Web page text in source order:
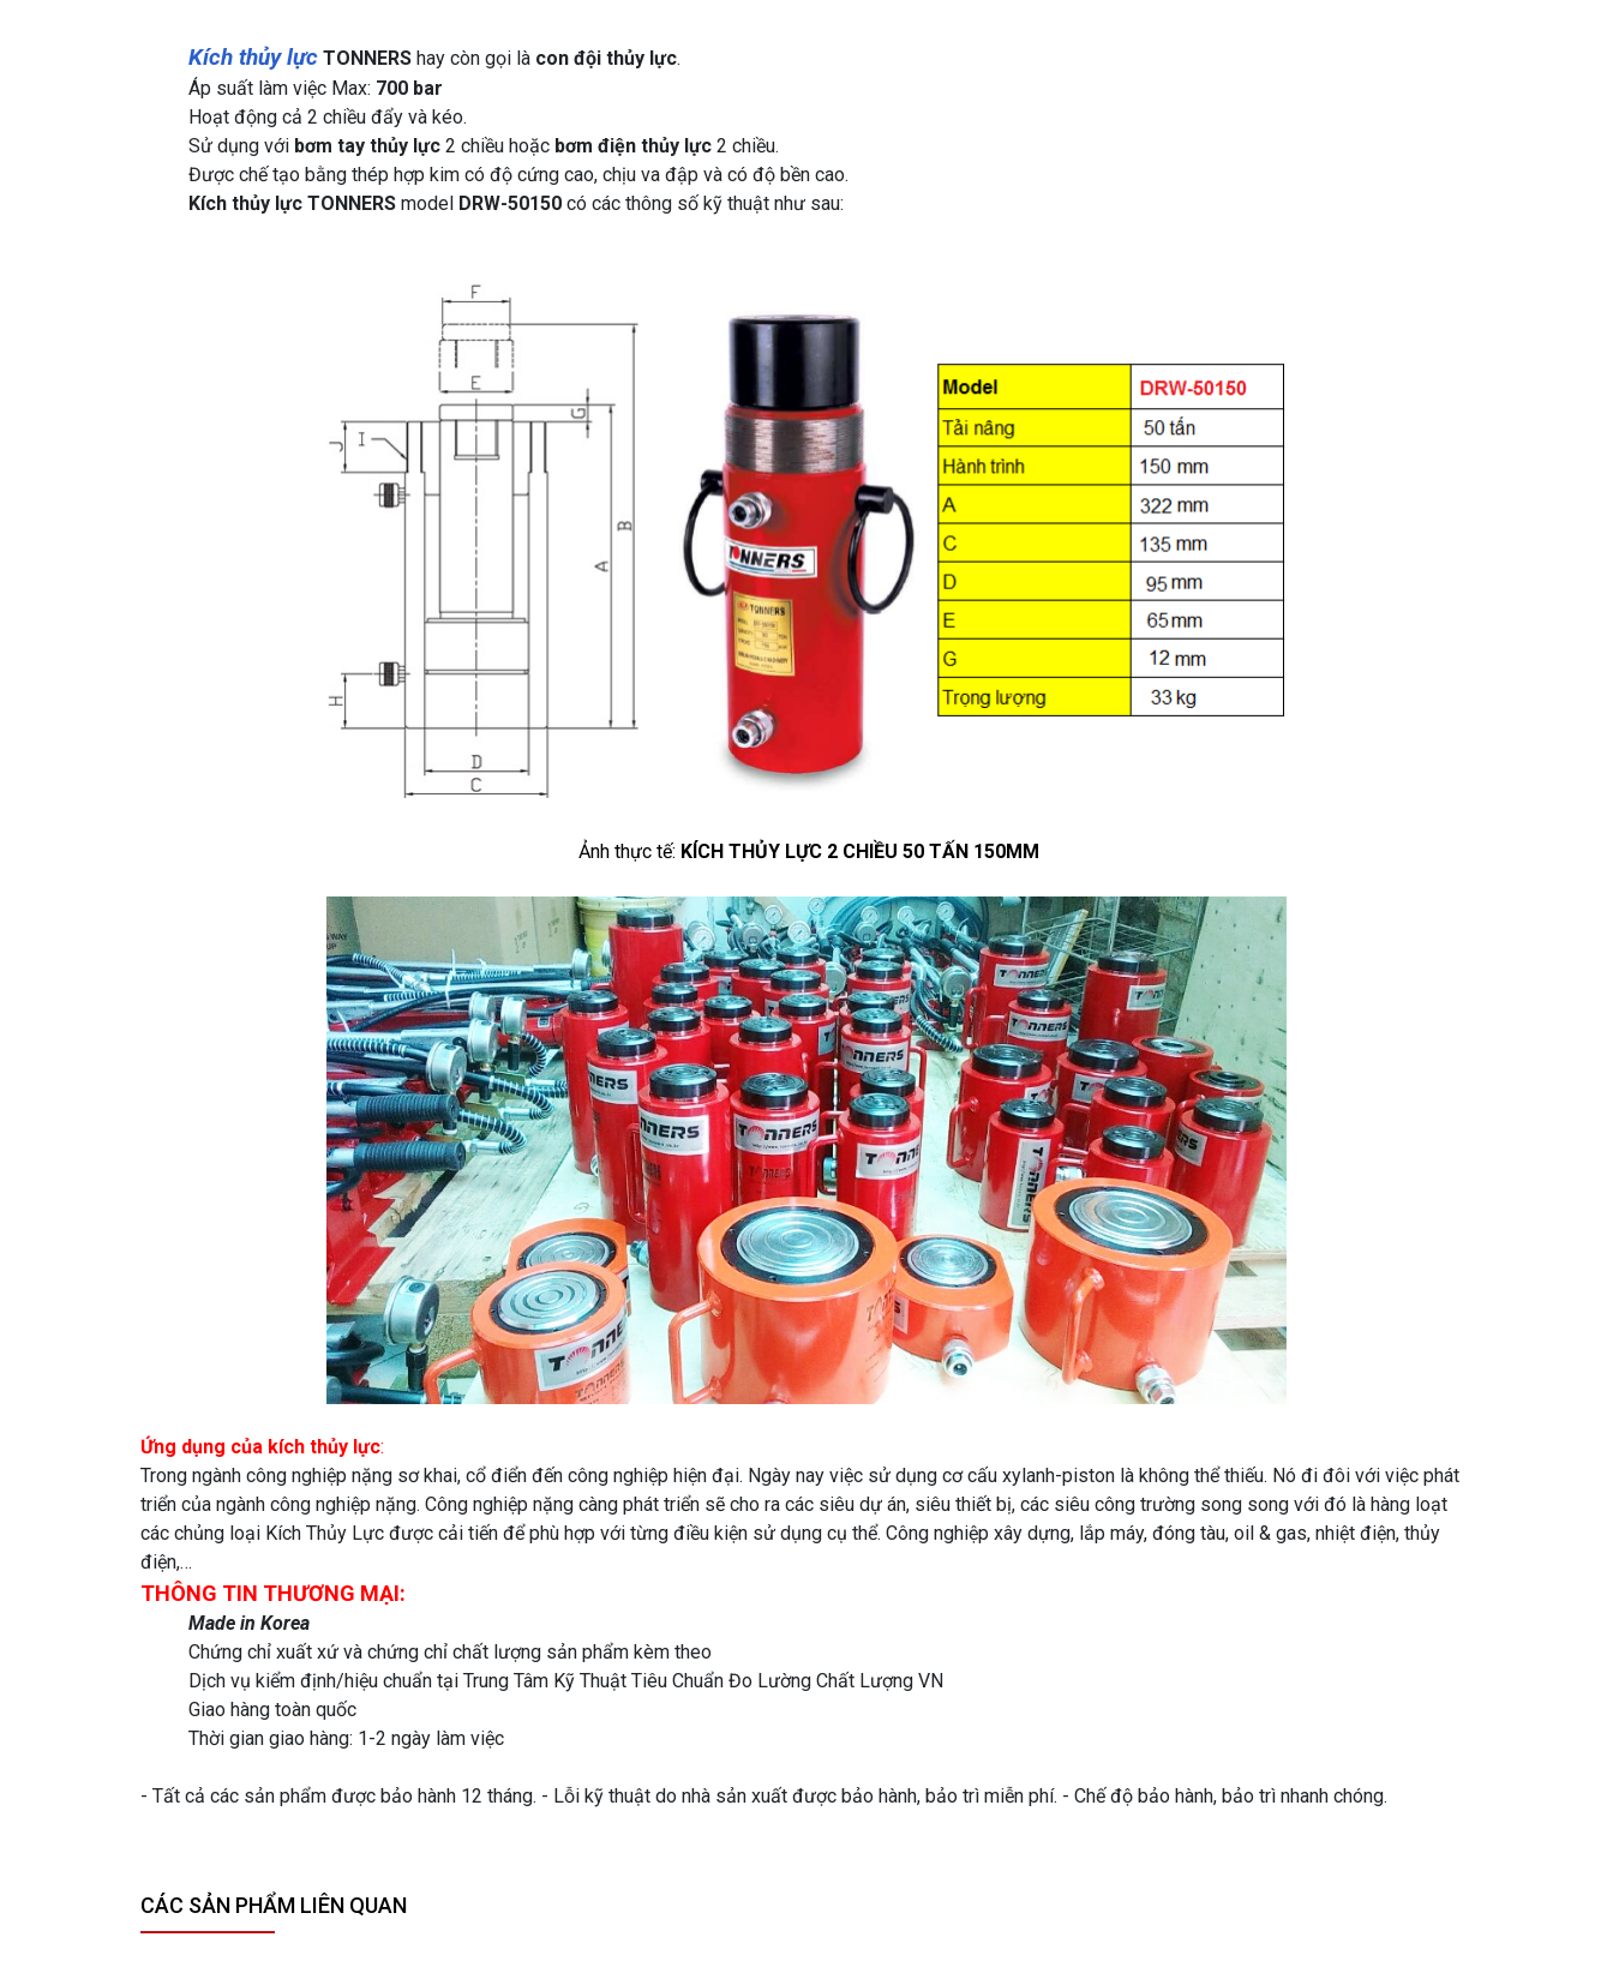
Kích thủy lực TONNERS hay còn gọi là con đội thủy lực.
Áp suất làm việc Max: 700 bar
Hoạt động cả 2 chiều đẩy và kéo.
Sử dụng với bơm tay thủy lực 2 chiều hoặc bơm điện thủy lực 2 chiều.
Được chế tạo bằng thép hợp kim có độ cứng cao, chịu va đập và có độ bền cao.
Kích thủy lực TONNERS model DRW-50150 có các thông số kỹ thuật như sau:
Ảnh thực tế: KÍCH THỦY LỰC 2 CHIỀU 50 TẤN 150MM
Ứng dụng của kích thủy lực:
Trong ngành công nghiệp nặng sơ khai, cổ điển đến công nghiệp hiện đại. Ngày nay việc sử dụng cơ cấu xylanh-piston là không thể thiếu. Nó đi đôi với việc phát
triển của ngành công nghiệp nặng. Công nghiệp nặng càng phát triển sẽ cho ra các siêu dự án, siêu thiết bị, các siêu công trường song song với đó là hàng loạt
các chủng loại Kích Thủy Lực được cải tiến để phù hợp với từng điều kiện sử dụng cụ thể. Công nghiệp xây dựng, lắp máy, đóng tàu, oil & gas, nhiệt điện, thủy
điện,…
THÔNG TIN THƯƠNG MẠI:
Made in Korea
Chứng chỉ xuất xứ và chứng chỉ chất lượng sản phẩm kèm theo
Dịch vụ kiểm định/hiệu chuẩn tại Trung Tâm Kỹ Thuật Tiêu Chuẩn Đo Lường Chất Lượng VN
Giao hàng toàn quốc
Thời gian giao hàng: 1-2 ngày làm việc
- Tất cả các sản phẩm được bảo hành 12 tháng. - Lỗi kỹ thuật do nhà sản xuất được bảo hành, bảo trì miễn phí. - Chế độ bảo hành, bảo trì nhanh chóng.
CÁC SẢN PHẨM LIÊN QUAN